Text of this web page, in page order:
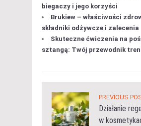
biegaczy i jego korzyści
Brukiew – właściwości
składniki odżywcze i zalecenia
Skuteczne ćwiczenia na
sztangą: Twój przewodnik
PREVIOUS
Działanie
w